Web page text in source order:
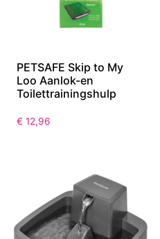
PETSAFE Skip to My
Loo Aanlok-en
Toilettrainingshulp
€ 12,96